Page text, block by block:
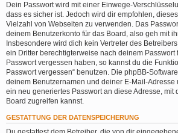
Dein Passwort wird mit einer Einwege-
dass es sicher ist. Jedoch wird dir empfohlen,
Vielzahl von Webseiten zu verwenden. Das
deinem Benutzerkonto für das Board, also geh mit
Insbesondere wird dich kein Vertreter des
ein Dritter berechtigterweise nach deinem Passwort
Passwort vergessen haben, so kannst du die
Passwort vergessen“ benutzen. Die phpBB-
deinem Benutzernamen und deiner E-Mail-Adresse
ein neu generiertes Passwort an diese Adresse, mit
Board zugreifen kannst.
GESTATTUNG DER DATENSPEICHERUNG